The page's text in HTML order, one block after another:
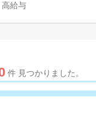
高給与
件 見つかりました。